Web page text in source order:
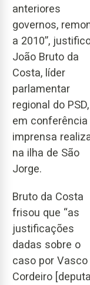
anteriores
governos,
a 2010”,
João Bruto da
Costa, líder
parlamentar
regional do PSD,
em conferência
imprensa
na ilha de São
Jorge.
Bruto da Costa
frisou que “as
justificações
dadas sobre o
caso por Vasco
Cordeiro